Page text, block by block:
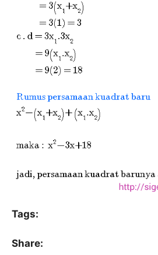
Tags:
Share: